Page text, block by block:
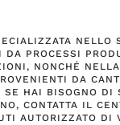
NELLO
DA PROCESSI
NONCHÉ
DA
HAI BISOGNO DI
CONTATTA IL
AUTORIZZATO DI